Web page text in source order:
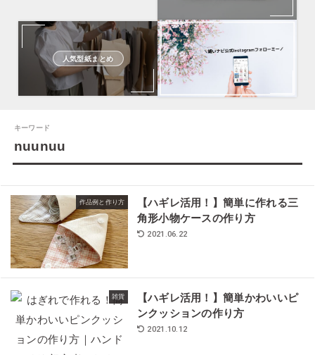
人気型紙まとめ
キーワード
nuunuu
作品例と作り方
【ハギレ活用！】簡単に作れる三
角形小物ケースの作り方
2021.06.22
雑貨
【ハギレ活用！】簡単かわいいピ
ンクッションの作り方
2021.10.12